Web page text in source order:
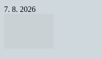
7. 8. 2026